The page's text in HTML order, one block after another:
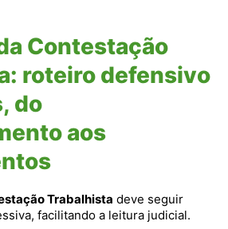
Contestação
roteiro defensivo
do
aos
Trabalhista deve seguir
facilitando a leitura judicial.